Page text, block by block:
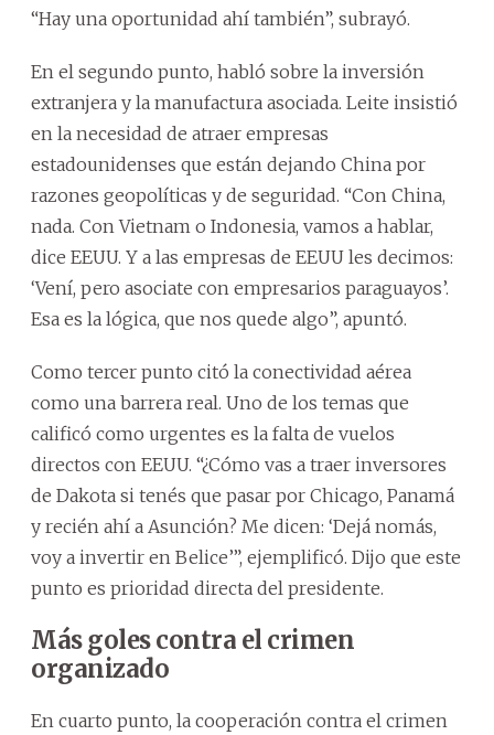
“Hay una oportunidad ahí también”, subrayó.
En el segundo punto, habló sobre la inversión
extranjera y la manufactura asociada. Leite insistió
en la necesidad de atraer empresas
estadounidenses que están dejando China por
razones geopolíticas y de seguridad. “Con China,
nada. Con Vietnam o Indonesia, vamos a hablar,
dice EEUU. Y a las empresas de EEUU les decimos:
‘Vení, pero asociate con empresarios paraguayos’.
Esa es la lógica, que nos quede algo”, apuntó.
Como tercer punto citó la conectividad aérea
como una barrera real. Uno de los temas que
calificó como urgentes es la falta de vuelos
directos con EEUU. “¿Cómo vas a traer inversores
de Dakota si tenés que pasar por Chicago, Panamá
y recién ahí a Asunción? Me dicen: ‘Dejá nomás,
voy a invertir en Belice’”, ejemplificó. Dijo que este
punto es prioridad directa del presidente.
Más goles contra el crimen
organizado
En cuarto punto, la cooperación contra el crimen